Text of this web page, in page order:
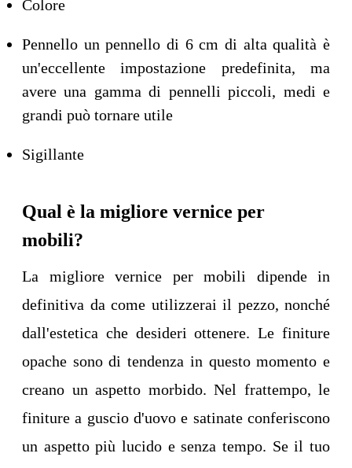
Colore
Pennello un pennello di 6 cm di alta qualità è
un'eccellente impostazione predefinita, ma
avere una gamma di pennelli piccoli, medi e
grandi può tornare utile
Sigillante
Qual è la migliore vernice per
mobili?
La migliore vernice per mobili dipende in
definitiva da come utilizzerai il pezzo, nonché
dall'estetica che desideri ottenere. Le finiture
opache sono di tendenza in questo momento e
creano un aspetto morbido. Nel frattempo, le
finiture a guscio d'uovo e satinate conferiscono
un aspetto più lucido e senza tempo. Se il tuo